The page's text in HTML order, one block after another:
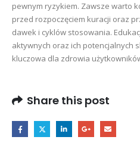
pewnym ryzykiem. Zawsze warto
przed rozpoczęciem kuracji oraz
dawek i cyklów stosowania.
aktywnych oraz ich potencjalnych
kluczowa dla zdrowia
Share this post